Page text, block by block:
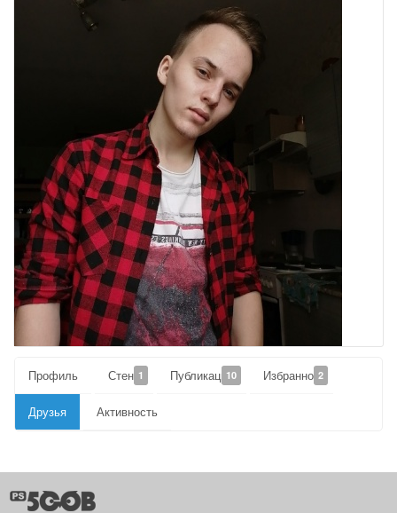
Профиль Стена1 Публикации10 Избранное2
Друзья Активность